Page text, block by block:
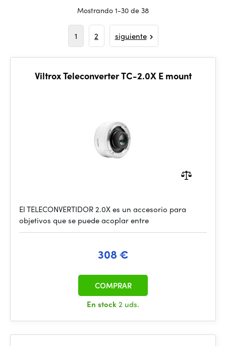
Mostrando 1-30 de 38
1 2 siguiente
Viltrox Teleconverter TC-2.0X E mount
El TELECONVERTIDOR 2.0X es un accesorio para
objetivos que se puede acoplar entre
308 €
En stock2 uds.
COMPRAR